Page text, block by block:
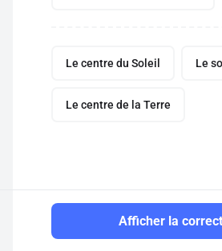
Le centre du Soleil Le sol
Le centre de la Terre
Afficher la